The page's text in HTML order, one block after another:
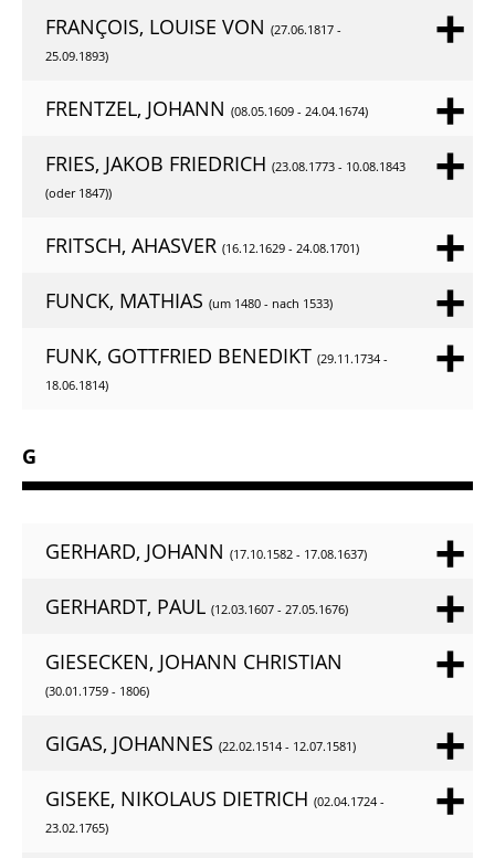
FRANÇOIS, LOUISE VON (27.06.1817 -
25.09.1893)
FRENTZEL, JOHANN (08.05.1609 - 24.04.1674)
FRIES, JAKOB FRIEDRICH (23.08.1773 - 10.08.1843
(oder 1847))
FRITSCH, AHASVER (16.12.1629 - 24.08.1701)
FUNCK, MATHIAS (um 1480 - nach 1533)
FUNK, GOTTFRIED BENEDIKT (29.11.1734 -
18.06.1814)
G
GERHARD, JOHANN (17.10.1582 - 17.08.1637)
GERHARDT, PAUL (12.03.1607 - 27.05.1676)
GIESECKEN, JOHANN CHRISTIAN
(30.01.1759 - 1806)
GIGAS, JOHANNES (22.02.1514 - 12.07.1581)
GISEKE, NIKOLAUS DIETRICH (02.04.1724 -
23.02.1765)